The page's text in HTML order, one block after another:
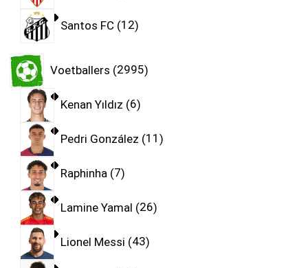
Santos FC 12
Voetballers 2995
Kenan Yıldız 6
Pedri González 11
Raphinha 7
Lamine Yamal 26
Lionel Messi 43